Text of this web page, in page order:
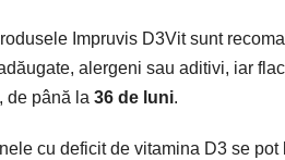
Impruvis D3Vit sunt
alergeni sau aditivi, iar
de până la 36 de luni.
cu deficit de vitamina D3 se